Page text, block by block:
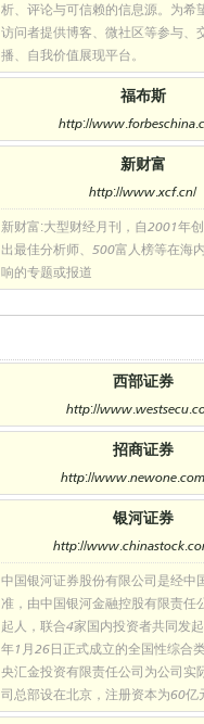
析、评论与可信赖的信息源。为希
访问者提供博客、微社区等参与、
播、自我价值展现平台。
福布斯
http://
新财富
http://www.xcf.cn/
新财富:大型财经月刊，自2001年
出最佳分析师、500富人榜等在海
响的专题或报道
西部证券
http://
招商证券
http://
银河证券
http://
中国银河证券股份有限公司是经中
准，由中国银河金融控股有限责任
起人，联合4家国内投资者共同发
年1月26日正式成立的全国性综合
央汇金投资有限责任公司为公司实
司总部设在北京，注册资本为60亿